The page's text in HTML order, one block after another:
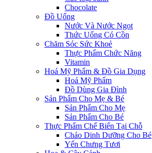
Chocolate
Đồ Uống
Nước Và Nước Ngọt
Thức Uống Có Cồn
Chăm Sóc Sức Khoẻ
Thực Phẩm Chức Năng
Vitamin
Hoá Mỹ Phẩm & Đồ Gia Dụng
Hoá Mỹ Phẩm
Đồ Dùng Gia Đình
Sản Phẩm Cho Mẹ & Bé
Sản Phẩm Cho Mẹ
Sản Phẩm Cho Bé
Thực Phẩm Chế Biến Tại Chỗ
Cháo Dinh Dưỡng Cho Bé
Yến Chưng Tươi